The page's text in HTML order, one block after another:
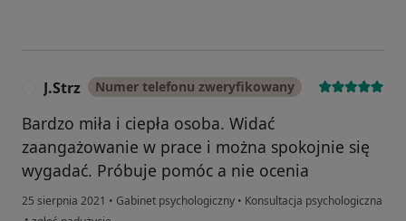
J.Strz Numer telefonu zweryfikowany
Bardzo miła i ciepła osoba. Widać
zaangażowanie w prace i można spokojnie się
wygadać. Próbuje pomóc a nie ocenia
25 sierpnia 2021 • Gabinet psychologiczny • Konsultacja psychologiczna
w opinii użytkownika J.Strz